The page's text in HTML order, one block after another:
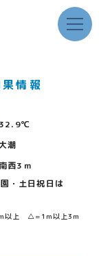
情報
32.9℃
大潮
南西3ｍ
・土日祝日は
以上 △=1m以上3m